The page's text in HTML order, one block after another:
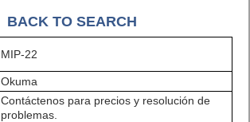
BACK TO SEARCH
MIP-22
Okuma
Contáctenos para precios y resolución de
problemas.